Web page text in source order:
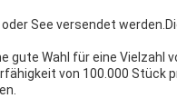
See versendet
Wahl für eine Vielzahl
von 100.000 Stück